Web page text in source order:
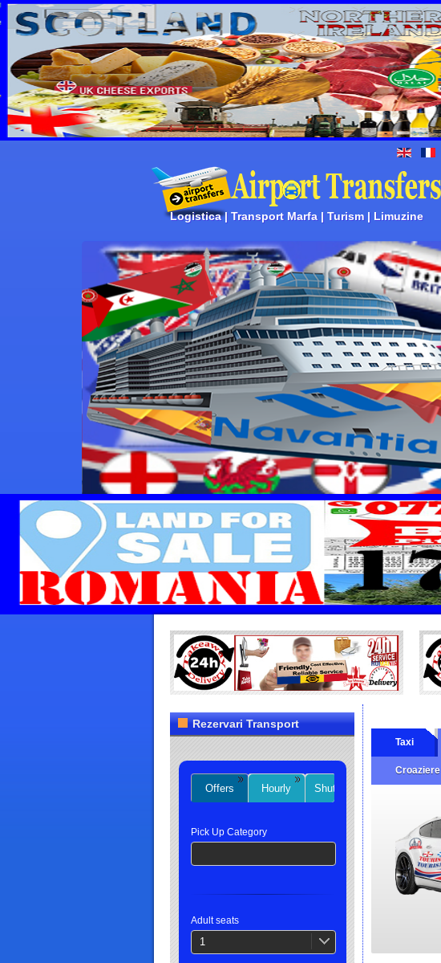
Logistica | Transport Marfa | Turism | Limuzine
Rezervari Transport
Offers Hourly Shuttles
Pick Up Category
Adult seats
1
Taxi
Croaziere